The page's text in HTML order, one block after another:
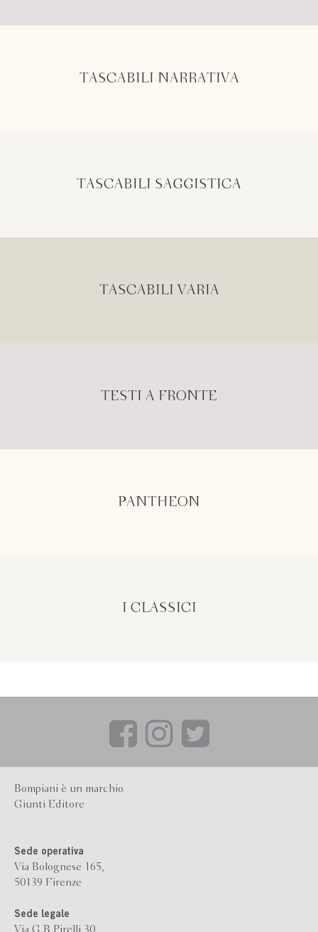
TASCABILI NARRATIVA
TASCABILI SAGGISTICA
TASCABILI VARIA
TESTI A FRONTE
PANTHEON
I CLASSICI
Bompiani è un marchio
Giunti Editore
Sede operativa
Via Bolognese 165,
50139 Firenze
Sede legale
Via G.B.Pirelli 30,